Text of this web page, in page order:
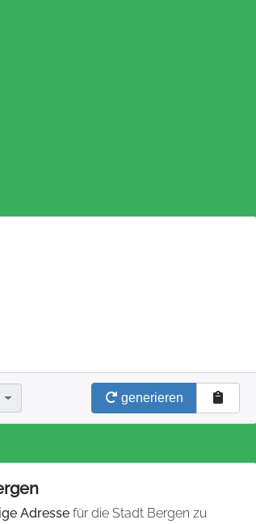
generieren
Adresse für die Stadt Bergen zu